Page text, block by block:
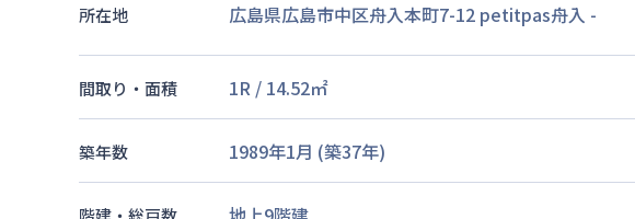
所在地 広島県広島市中区舟入本町7-12 petitpas舟入 -
間取り・面積 1R / 14.52㎡
築年数 1989年1月 (築37年)